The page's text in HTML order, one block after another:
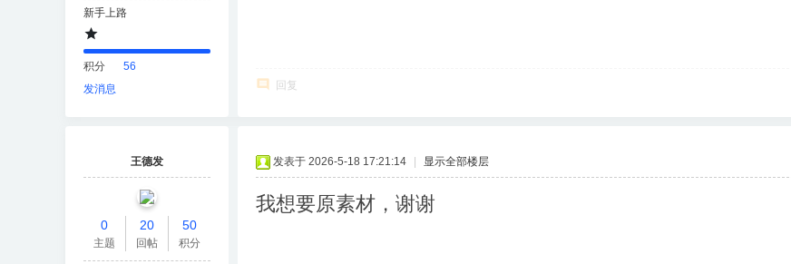
新手上路
积分
56
发消息
回复
王德发
0
主题
20
回帖
50
积分
发表于 2026-5-18 17:21:14 显示全部楼层
我想要原素材，谢谢